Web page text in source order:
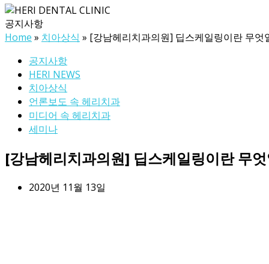
공지사항
Home » 치아상식 » [강남헤리치과의원] 딥스케일링이란 무엇
공지사항
HERI NEWS
치아상식
언론보도 속 헤리치과
미디어 속 헤리치과
세미나
[강남헤리치과의원] 딥스케일링이란 무
2020년 11월 13일